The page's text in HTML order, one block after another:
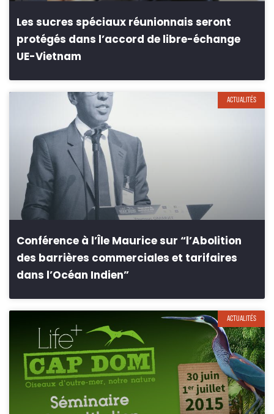
Les sucres spéciaux réunionnais seront
protégés dans l’accord de libre-échange
UE-Vietnam
ACTUALITÉS
Conférence à l’Île Maurice sur “l’Abolition
des barrières commerciales et tarifaires
dans l’Océan Indien”
ACTUALITÉS